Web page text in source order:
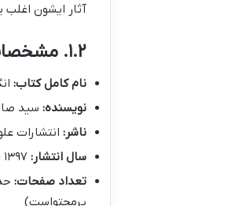
آثار ایشون
۱.۲. مشخصات اثر: «انگشتر بدلی»
نام کامل کتاب:
نویسنده: سید
ناشر: انتشارات
سال انتشار:
تعداد صفحات:
پرمحتواست)